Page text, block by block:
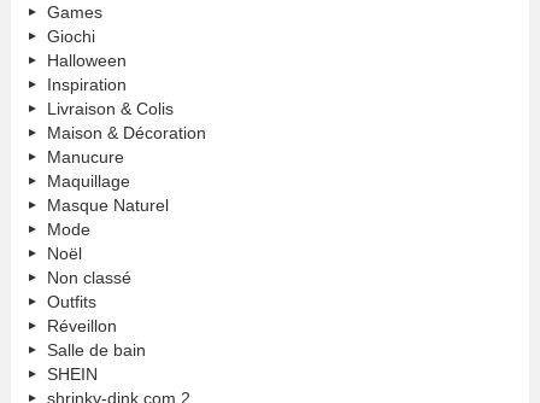
Games
Giochi
Halloween
Inspiration
Livraison & Colis
Maison & Décoration
Manucure
Maquillage
Masque Naturel
Mode
Noël
Non classé
Outfits
Réveillon
Salle de bain
SHEIN
shrinky-dink.com 2